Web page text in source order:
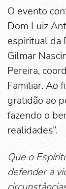
O evento
Dom Luiz
espiritual da
Gilmar
Pereira,
Familiar. Ao
gratidão ao
fazendo o
realidades”.
Que o
defender a